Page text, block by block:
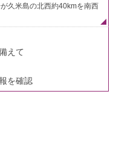
久米島の北西約40kmを南西
えて
を確認